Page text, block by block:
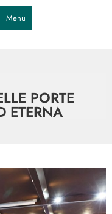
Menu
PORTE
ETERNA